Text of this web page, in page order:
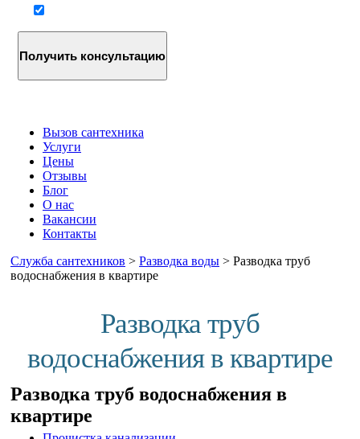
Вызов сантехника
Услуги
Цены
Отзывы
Блог
О нас
Вакансии
Контакты
Служба сантехников > Разводка воды > Разводка труб
водоснабжения в квартире
Разводка труб
водоснабжения в квартире
Разводка труб водоснабжения в
квартире